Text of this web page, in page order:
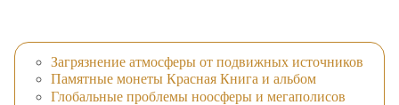
Загрязнение атмосферы от подвижных источников
Памятные монеты Красная Книга и альбом
Глобальные проблемы ноосферы и мегаполисов